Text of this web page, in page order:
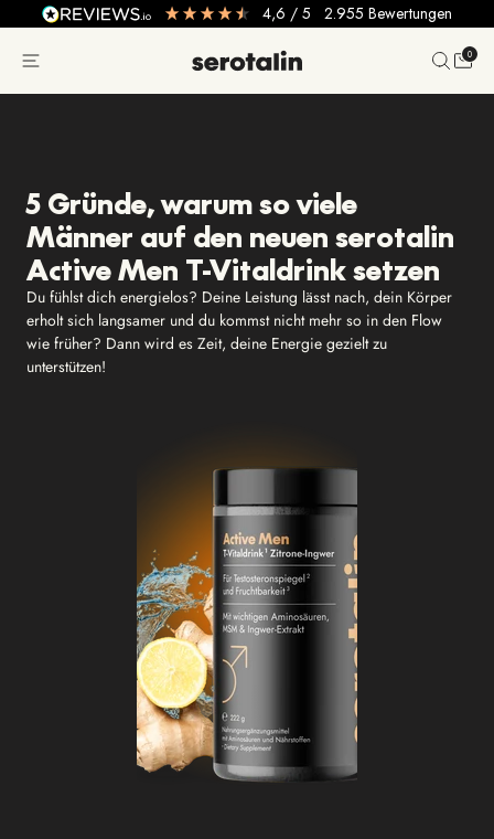
0
5 Gründe, warum so viele
Männer auf den neuen serotalin
Active Men T-Vitaldrink setzen
Du fühlst dich energielos? Deine Leistung lässt nach, dein Körper
erholt sich langsamer und du kommst nicht mehr so in den Flow
wie früher? Dann wird es Zeit, deine Energie gezielt zu
unterstützen!
4,6 / 5 2.955 Bewertungen